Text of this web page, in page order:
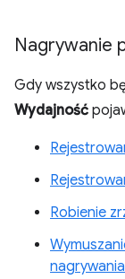
Nagrywanie
Gdy wszystko
Wydajność
Robienie
nagrywania